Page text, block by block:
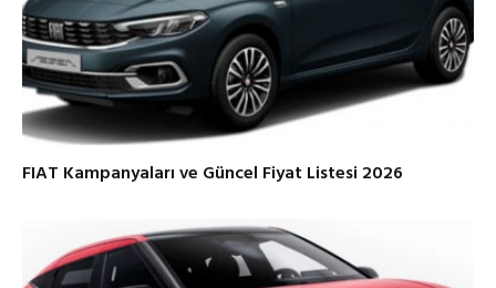
FIAT Kampanyaları ve Güncel Fiyat Listesi 2026